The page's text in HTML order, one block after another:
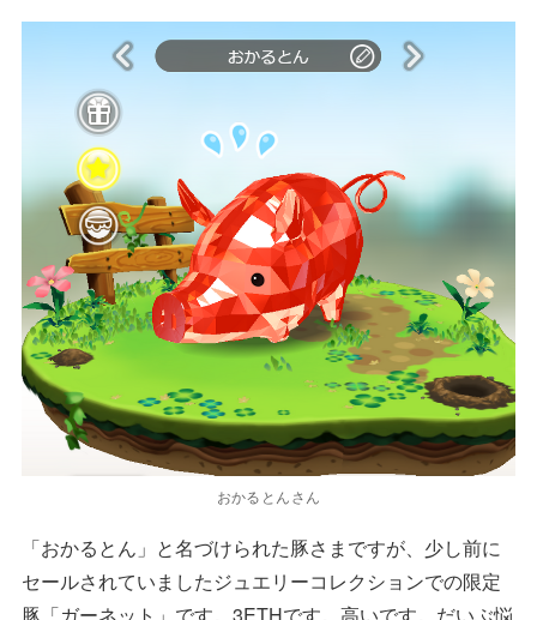
おかるとんさん
「おかるとん」と名づけられた豚さまですが、少し前に
セールされていましたジュエリーコレクションでの限定